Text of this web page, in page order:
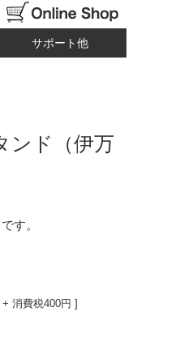
サポート他
ンド（伊万
す。
+ 消費税400円 ]